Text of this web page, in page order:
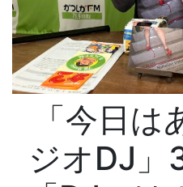
「今日は
ジオDJ」